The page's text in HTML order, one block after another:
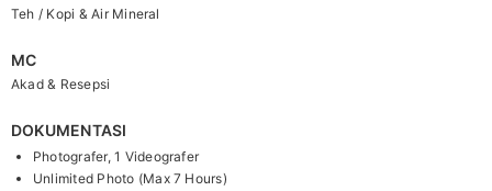
Teh / Kopi & Air Mineral
MC
Akad & Resepsi
DOKUMENTASI
Photografer, 1 Videografer
Unlimited Photo (Max 7 Hours)